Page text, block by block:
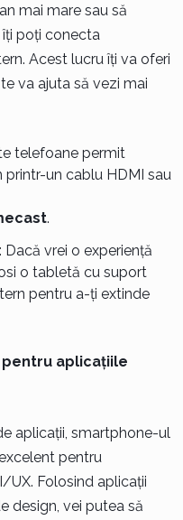
mai mare sau să
poți conecta
Acest lucru îți va oferi
va ajuta să vezi mai
telefoane permit
un cablu HDMI sau
.
: Dacă vrei o experiență
o tabletă cu suport
pentru a-ți extinde
pentru aplicațiile
aplicații, smartphone-ul
pentru
UX. Folosind aplicații
design, vei putea să